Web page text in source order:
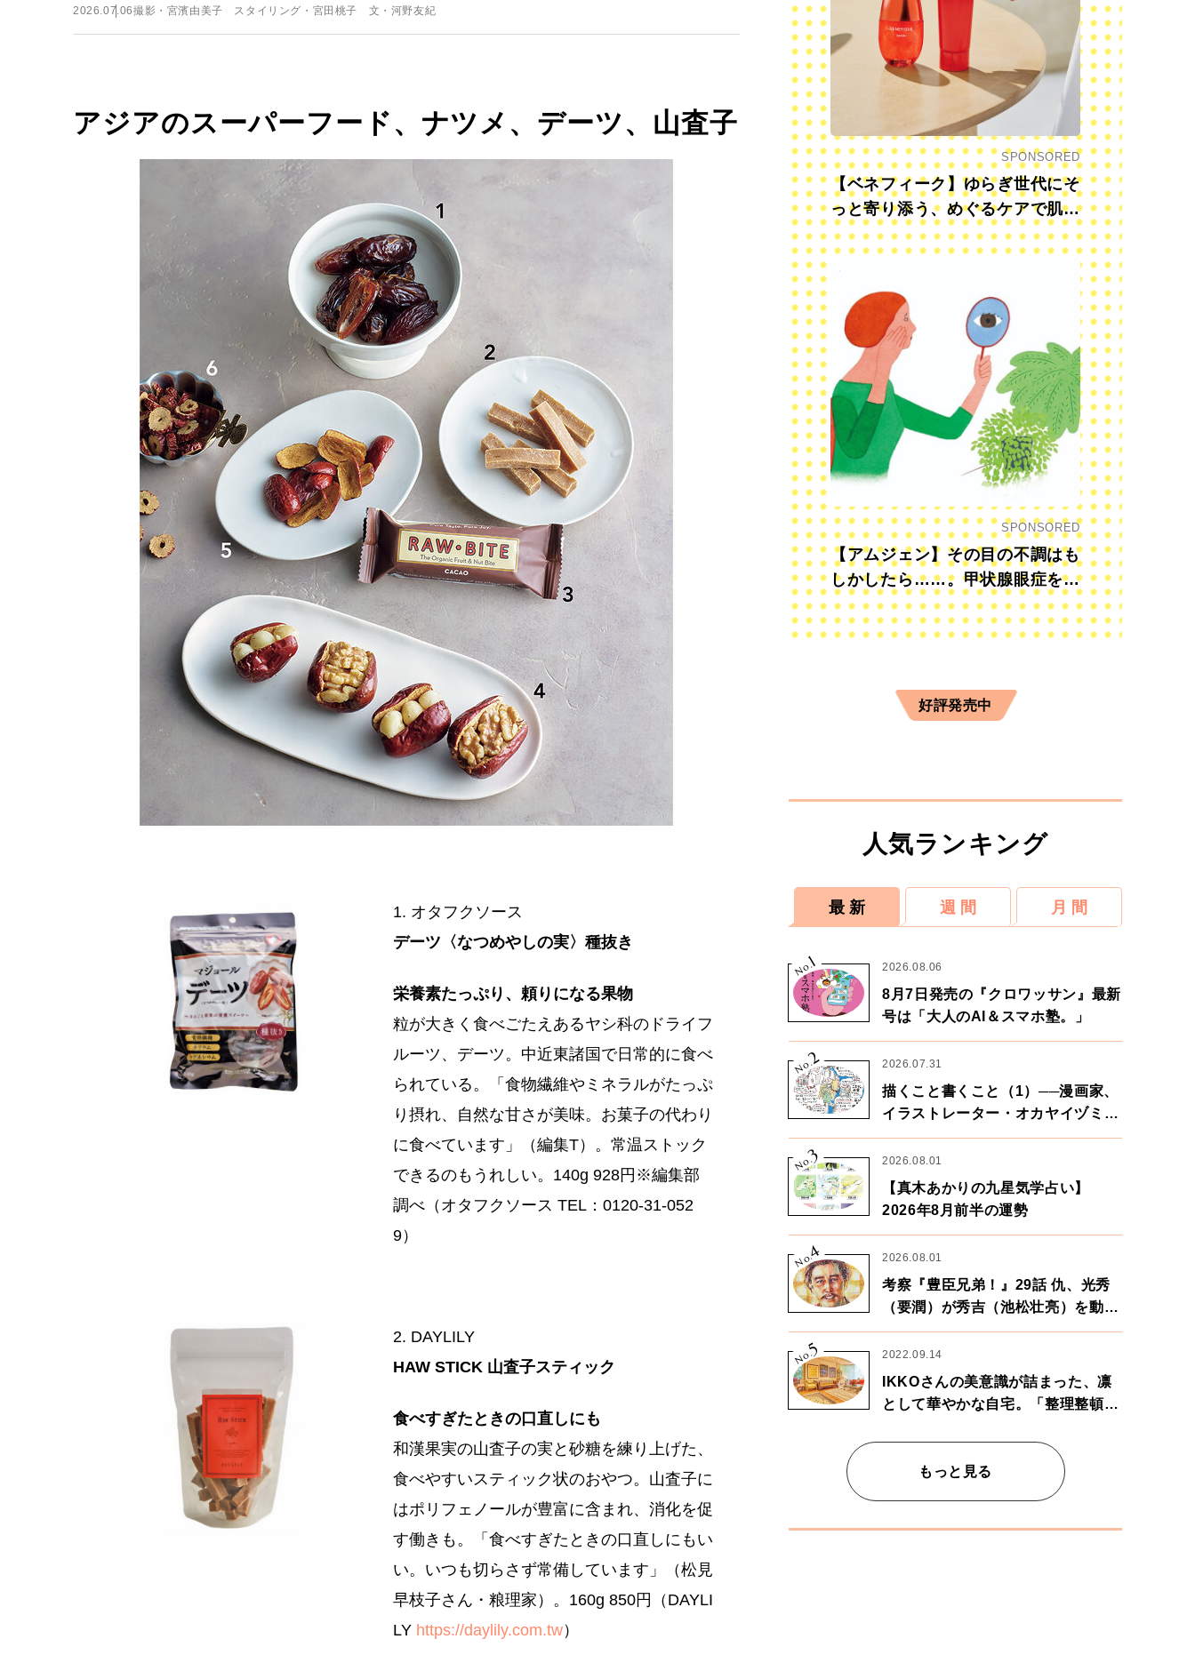
2026.07.06撮影・宮濱由美子 スタイリング・宮田桃子 文・河野友紀
アジアのスーパーフード、ナツメ、デーツ、山査子
1. オタフクソース
デーツ〈なつめやしの実〉種抜き
栄養素たっぷり、頼りになる果物
粒が大きく食べごたえあるヤシ科のドライフ
ルーツ、デーツ。中近東諸国で日常的に食べ
られている。「食物繊維やミネラルがたっぷ
り摂れ、自然な甘さが美味。お菓子の代わり
に食べています」（編集T）。常温ストック
できるのもうれしい。140g 928円※編集部
調べ（オタフクソース TEL：0120-31-052
9）
2. DAYLILY
HAW STICK 山査子スティック
食べすぎたときの口直しにも
和漢果実の山査子の実と砂糖を練り上げた、
食べやすいスティック状のおやつ。山査子に
はポリフェノールが豊富に含まれ、消化を促
す働きも。「食べすぎたときの口直しにもい
い。いつも切らさず常備しています」（松見
早枝子さん・粮理家）。160g 850円（DAYLI
LY https://daylily.com.tw）
SPONSORED
【ベネフィーク】ゆらぎ世代にそ
っと寄り添う、めぐるケアで肌も
心も前向きに
SPONSORED
【アムジェン】その目の不調はも
しかしたら……。甲状腺眼症を知
っていますか？
好評発売中
人気ランキング
最 新 週 間 月 間
No.
1 2026.08.06
8月7日発売の『クロワッサン』最新
号は「大人のAI＆スマホ塾。」
No.2 2026.07.31
描くこと書くこと（1）──漫画家、
イラストレーター・オカヤイヅミさ
ん×漫画家・鶴谷香央理さん
No.
3 2026.08.01
【真木あかりの九星気学占い】
2026年8月前半の運勢
No.
4 2026.08.01
考察『豊臣兄弟！』29話 仇、光秀
（要潤）が秀吉（池松壮亮）を動か
す。天下に向けた兄弟の分岐点。
No.
5 2022.09.14
IKKOさんの美意識が詰まった、凛
として華やかな自宅。「整理整頓は
もっと見る